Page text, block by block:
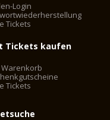
Login
Tickets
Tickets kaufen
Tickets